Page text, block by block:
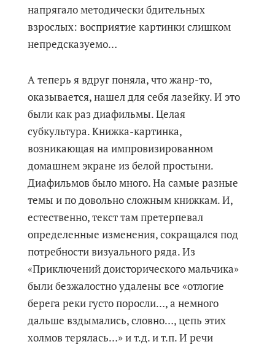
напрягало методически бдительных
взрослых: восприятие картинки слишком
непредсказуемо…
А теперь я вдруг поняла, что жанр-то,
оказывается, нашел для себя лазейку. И это
были как раз диафильмы. Целая
субкультура. Книжка-картинка,
возникающая на импровизированном
домашнем экране из белой простыни.
Диафильмов было много. На самые разные
темы и по довольно сложным книжкам. И,
естественно, текст там претерпевал
определенные изменения, сокращался под
потребности визуального ряда. Из
«Приключений доисторического мальчика»
были безжалостно удалены все «отлогие
берега реки густо поросли…, а немного
дальше вздымались, словно…, цепь этих
холмов терялась…» и т.д. и т.п. И речи